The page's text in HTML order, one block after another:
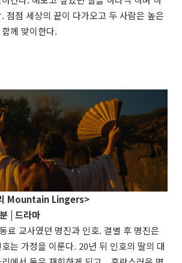
점점 세상의 끝이 다가오고 두 사람은 높은
께 맞이한다.
Mountain Lingers>
| 드라마
료 교사였던 명진과 인호. 결별 후 명진은
는 가정을 이룬다. 20년 뒤 인호의 딸의 대